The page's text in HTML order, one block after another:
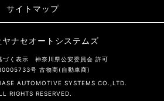
サイトマップ
ナセオートシステムズ
づく表示 神奈川県公安委員会 許可
号 古物商(自動車商)
AUTOMOTIVE SYSTEMS CO.,LTD.
RIGHTS RESERVED.